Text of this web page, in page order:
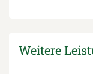
Weitere